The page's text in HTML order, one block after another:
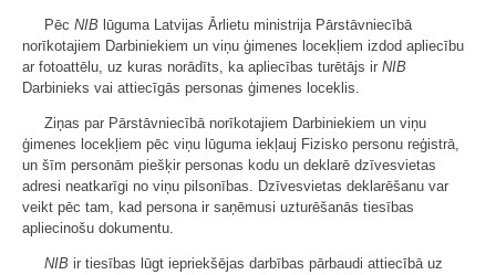
Pēc NIB lūguma Latvijas Ārlietu ministrija Pārstāvniecībā
norīkotajiem Darbiniekiem un viņu ģimenes locekļiem izdod apliecību
ar fotoattēlu, uz kuras norādīts, ka apliecības turētājs ir NIB
Darbinieks vai attiecīgās personas ģimenes loceklis.
Ziņas par Pārstāvniecībā norīkotajiem Darbiniekiem un viņu
ģimenes locekļiem pēc viņu lūguma iekļauj Fizisko personu reģistrā,
un šīm personām piešķir personas kodu un deklarē dzīvesvietas
adresi neatkarīgi no viņu pilsonības. Dzīvesvietas deklarēšanu var
veikt pēc tam, kad persona ir saņēmusi uzturēšanās tiesības
apliecinošu dokumentu.
NIB ir tiesības lūgt iepriekšējas darbības pārbaudi attiecībā uz